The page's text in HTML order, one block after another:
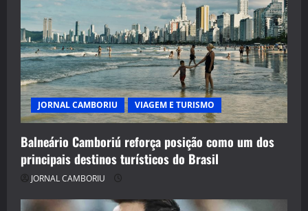
JORNAL CAMBORIU VIAGEM E TURISMO
Balneário Camboriú reforça posição como um dos
principais destinos turísticos do Brasil
JORNAL CAMBORIU